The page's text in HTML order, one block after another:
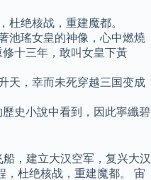
杜绝核战，重建魔都。
池瑤女皇的神像，心中燃燒
十三年，敢叫女皇下黃
天，幸而未死穿越三国变成
史小說中看到，因此寧纖碧
，建立大汉空军，复兴大汉
，杜绝核战，重建魔都。 宙